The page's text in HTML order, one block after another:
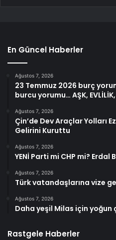
En Güncel Haberler
Ağustos 7, 2026
23 Temmuz 2026 burç
burcu yorumu… AŞK,
Ağustos 7, 2026
Çin’de Dev Araçlar Yolları
Gelirini Kuruttu
Ağustos 7, 2026
YENİ Parti mi CHP mi? Erdal
Ağustos 7, 2026
Türk vatandaşlarına vize
Ağustos 7, 2026
Daha yeşil Milas için yoğun
Rastgele Haberler